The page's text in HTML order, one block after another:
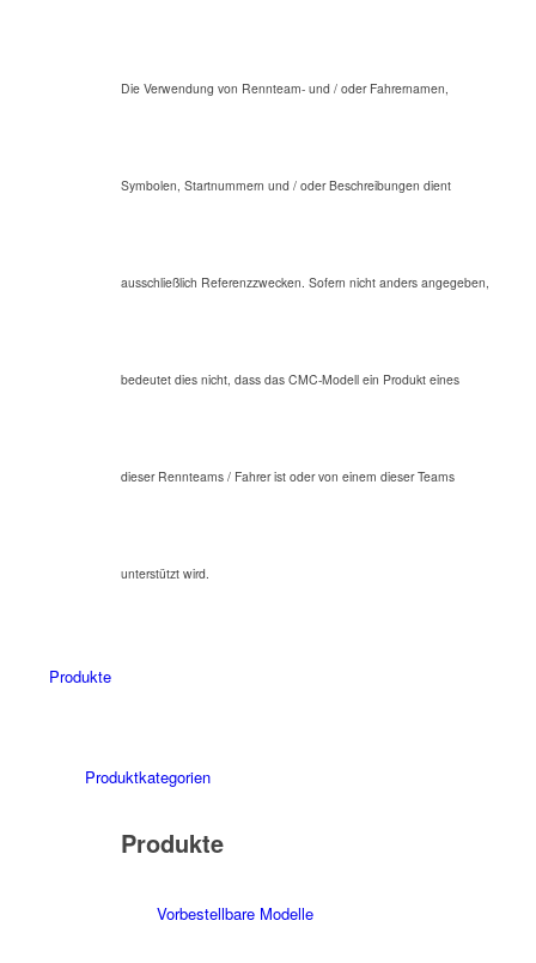
Die Verwendung von Rennteam- und / oder Fahrernamen,
Symbolen, Startnummern und / oder Beschreibungen dient
ausschließlich Referenzzwecken. Sofern nicht anders angegeben,
bedeutet dies nicht, dass das CMC-Modell ein Produkt eines
dieser Rennteams / Fahrer ist oder von einem dieser Teams
unterstützt wird.
Produkte
Produktkategorien
Produkte
Vorbestellbare Modelle